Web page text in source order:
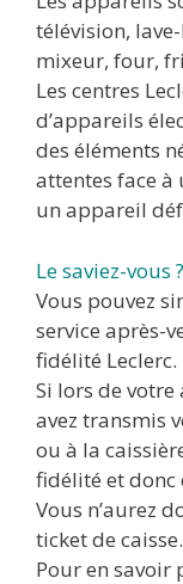
télévision,
mixeur, four,
Les centres
d’appareils
des éléments
attentes face à
un appareil
Le saviez-vous ?
Vous pouvez
service après-
fidélité Leclerc.
Si lors de
avez transmis
ou à la
fidélité et donc
Vous n’aurez
ticket de caisse.
Pour en savoir